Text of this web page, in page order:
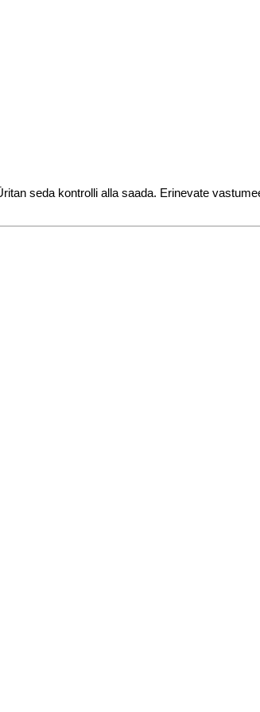
seda kontrolli alla saada. Erinevate